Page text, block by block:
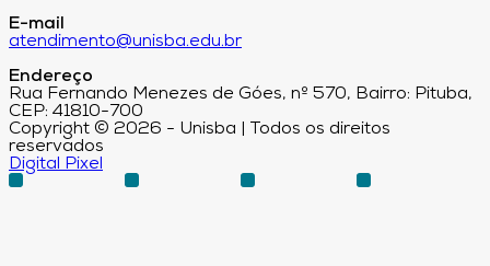
E-mail
atendimento@unisba.edu.br
Endereço
Rua Fernando Menezes de Góes, nº 570, Bairro: Pituba,
CEP: 41810-700
Copyright © 2026 - Unisba | Todos os direitos
reservados
Digital Pixel